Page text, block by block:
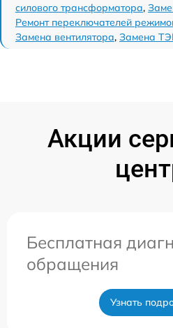
силового трансформатора,
Ремонт переключателей
Замена вентилятора, Замена
Акции
Бесплатная
обращения
Узнать